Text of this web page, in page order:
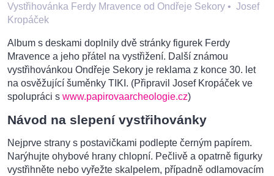
Vystřihovánka Ferdy Mravence od Ondřeje Sekory • Josef
Kropáček
Album s deskami doplnily dvě stránky figurek Ferdy
Mravence a jeho přátel na vystřižení. Další známou
vystřihovánkou Ondřeje Sekory je reklama z konce 30. let
na osvěžující šuměnky TIKI. (Připravil Josef Kropáček ve
spolupráci s www.papirovaarcheologie.cz)
Návod na slepení vystřihovánky
Nejprve strany s postavičkami podlepte černým papírem.
Narýhujte ohybové hrany chlopní. Pečlivě a opatrně figurky
vystřihněte nebo vyřežte skalpelem, případně odlamovacím